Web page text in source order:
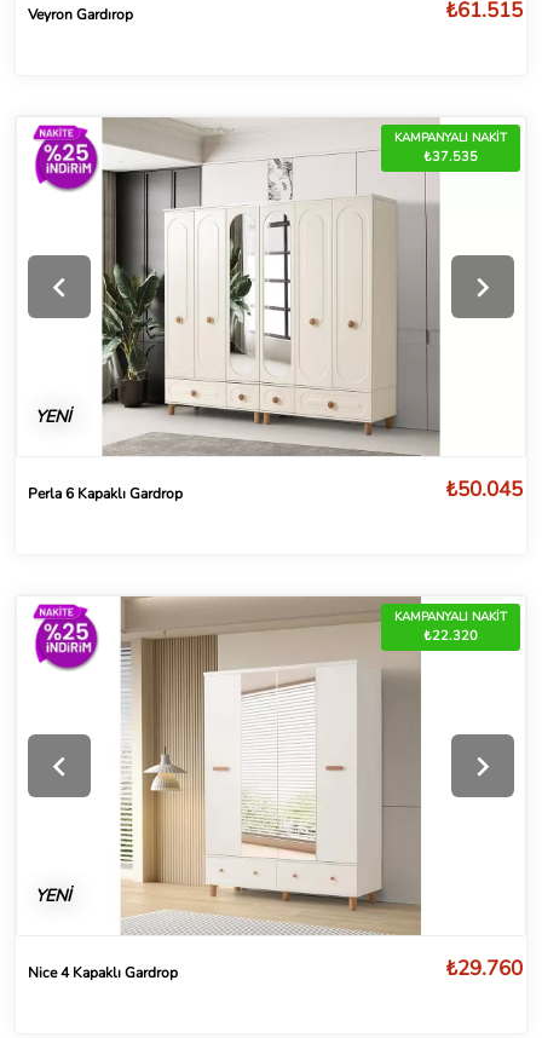
Veyron Gardırop ₺61.515
KAMPANYALI NAKİT
₺37.535
YENİ
Perla 6 Kapaklı Gardrop ₺50.045
KAMPANYALI NAKİT
₺22.320
YENİ
Nice 4 Kapaklı Gardrop ₺29.760